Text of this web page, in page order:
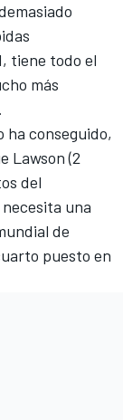
tiene todo el
más
ha conseguido,
Lawson (2
del
necesita una
de
puesto en